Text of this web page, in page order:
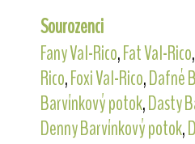
Sourozenci
Fany Val-Rico,Fat Val-Rico,
Rico,Foxi Val-Rico,Dafné
Barvínkový potok,Dasty
Denny Barvínkový potok,